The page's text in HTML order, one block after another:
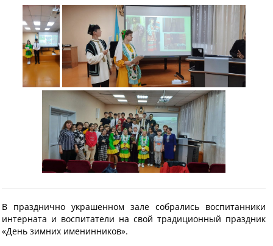
В празднично украшенном зале собрались воспитанники
интерната и воспитатели на свой традиционный праздник
«День зимних именинников».